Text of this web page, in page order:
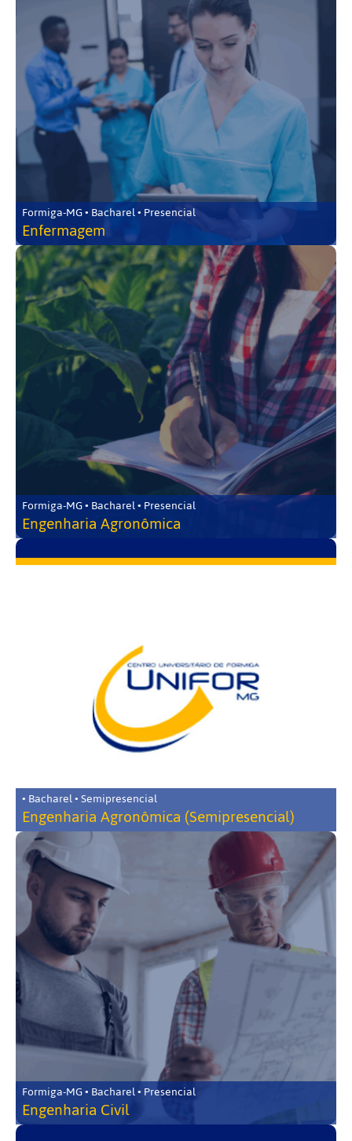
Formiga-MG • Bacharel • Presencial
Enfermagem
Formiga-MG • Bacharel • Presencial
Engenharia Agronômica
• Bacharel • Semipresencial
Engenharia Agronômica (Semipresencial)
Formiga-MG • Bacharel • Presencial
Engenharia Civil